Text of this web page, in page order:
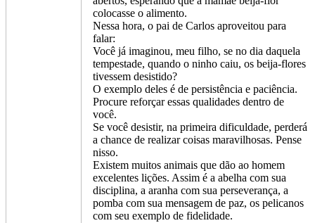
colocasse o alimento.
Nessa hora, o pai de Carlos aproveitou para
falar:
Você já imaginou, meu filho, se no dia daquela
tempestade, quando o ninho caiu, os beija-flores
tivessem desistido?
O exemplo deles é de persistência e paciência.
Procure reforçar essas qualidades dentro de
você.
Se você desistir, na primeira dificuldade, perderá
a chance de realizar coisas maravilhosas. Pense
nisso.
Existem muitos animais que dão ao homem
excelentes lições. Assim é a abelha com sua
disciplina, a aranha com sua perseverança, a
pomba com sua mensagem de paz, os pelicanos
com seu exemplo de fidelidade.